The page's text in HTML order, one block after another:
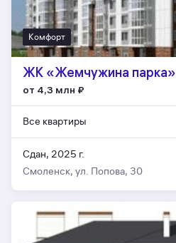
Комфорт
ЖК «Жемчужина парка»
от 4,3 млн ₽
Все квартиры
Сдан, 2025 г.
Смоленск, ул. Попова, 30